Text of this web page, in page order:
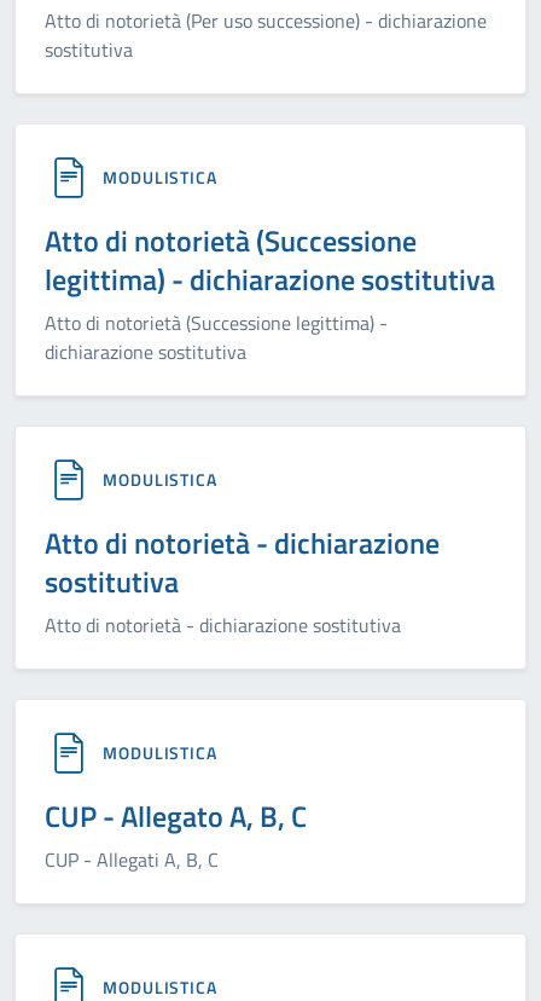
Atto di notorietà (Per uso successione) - dichiarazione
sostitutiva
MODULISTICA
Atto di notorietà (Successione
legittima) - dichiarazione sostitutiva
Atto di notorietà (Successione legittima) -
dichiarazione sostitutiva
MODULISTICA
Atto di notorietà - dichiarazione
sostitutiva
Atto di notorietà - dichiarazione sostitutiva
MODULISTICA
CUP - Allegato A, B, C
CUP - Allegati A, B, C
MODULISTICA